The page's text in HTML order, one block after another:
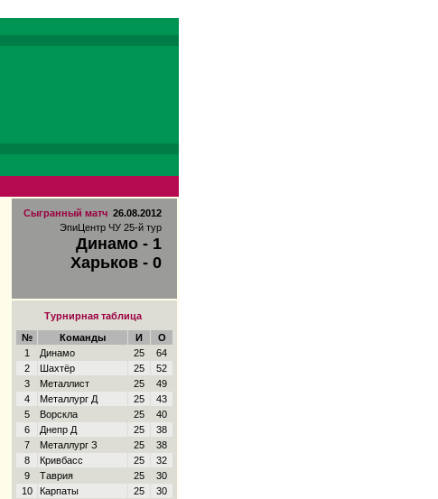
Сыгранный матч 26.08.2012
ЭпиЦентр ЧУ 25-й тур
Динамо - 1
Харьков - 0
Турнирная таблица
№ Команды И
О
1
Динамо 25
64
2
Шахтёр 25
52
3
Металлист 25
49
4
Металлург Д 25
43
5
Ворскла 25
40
6
Днепр Д 25
38
7
Металлург З 25
38
8
Кривбасс 25
32
9
Таврия 25
30
10
Карпаты 25
30